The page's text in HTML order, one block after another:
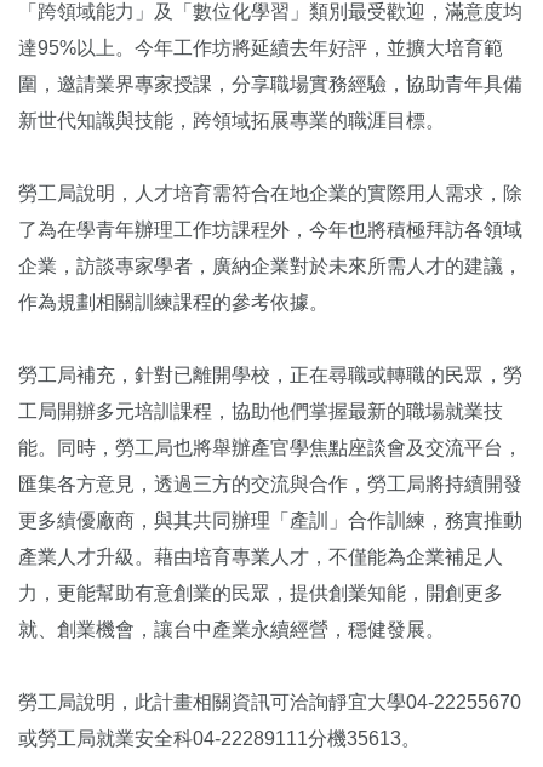
「跨領域能力」及「數位化學習」類別最受歡迎，滿意度均
達95%以上。今年工作坊將延續去年好評，並擴大培育範
圍，邀請業界專家授課，分享職場實務經驗，協助青年具備
新世代知識與技能，跨領域拓展專業的職涯目標。
勞工局說明，人才培育需符合在地企業的實際用人需求，除
了為在學青年辦理工作坊課程外，今年也將積極拜訪各領域
企業，訪談專家學者，廣納企業對於未來所需人才的建議，
作為規劃相關訓練課程的參考依據。
勞工局補充，針對已離開學校，正在尋職或轉職的民眾，勞
工局開辦多元培訓課程，協助他們掌握最新的職場就業技
能。同時，勞工局也將舉辦產官學焦點座談會及交流平台，
匯集各方意見，透過三方的交流與合作，勞工局將持續開發
更多績優廠商，與其共同辦理「產訓」合作訓練，務實推動
產業人才升級。藉由培育專業人才，不僅能為企業補足人
力，更能幫助有意創業的民眾，提供創業知能，開創更多
就、創業機會，讓台中產業永續經營，穩健發展。
勞工局說明，此計畫相關資訊可洽詢靜宜大學04-22255670
或勞工局就業安全科04-22289111分機35613。